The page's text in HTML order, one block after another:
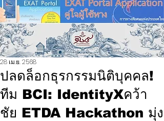
ปลดล็อกธุรกรรมนิติบุคคล!
ทีม BCI: IdentityXคว้า
ชัย ETDA Hackathon มุ่ง
28 เม.ย. 2568